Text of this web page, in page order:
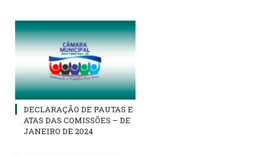
DECLARAÇÃO DE PAUTAS E
ATAS DAS COMISSÕES – DE
JANEIRO DE 2024